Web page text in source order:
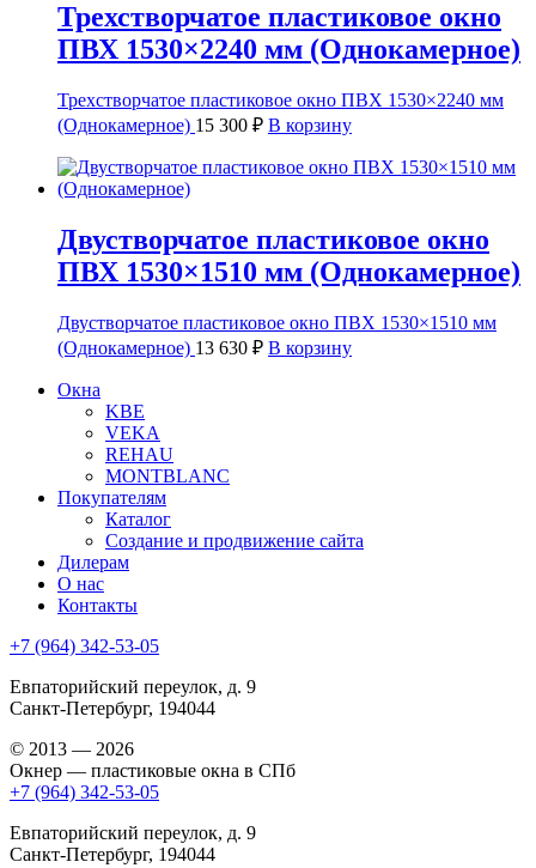
Трехстворчатое пластиковое окно
ПВХ 1530×2240 мм (Однокамерное)
Трехстворчатое пластиковое окно ПВХ 1530×2240 мм
(Однокамерное) 15 300 ₽ В корзину
Двустворчатое пластиковое окно
ПВХ 1530×1510 мм (Однокамерное)
Двустворчатое пластиковое окно ПВХ 1530×1510 мм
(Однокамерное) 13 630 ₽ В корзину
Окна
KBE
VEKA
REHAU
MONTBLANC
Покупателям
Каталог
Создание и продвижение сайта
Дилерам
О нас
Контакты
+7 (964) 342-53-05
Евпаторийский переулок, д. 9
Санкт-Петербург, 194044
© 2013 — 2026
Окнер — пластиковые окна в СПб
+7 (964) 342-53-05
Евпаторийский переулок, д. 9
Санкт-Петербург, 194044